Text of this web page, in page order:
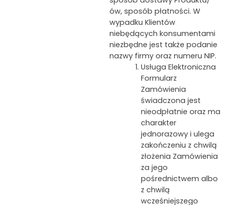
ów, sposób płatności. W
wypadku Klientów
niebędących konsumentami
niezbędne jest także podanie
nazwy firmy oraz numeru NIP.
Usługa Elektroniczna
Formularz
Zamówienia
świadczona jest
nieodpłatnie oraz ma
charakter
jednorazowy i ulega
zakończeniu z chwilą
złożenia Zamówienia
za jego
pośrednictwem albo
z chwilą
wcześniejszego